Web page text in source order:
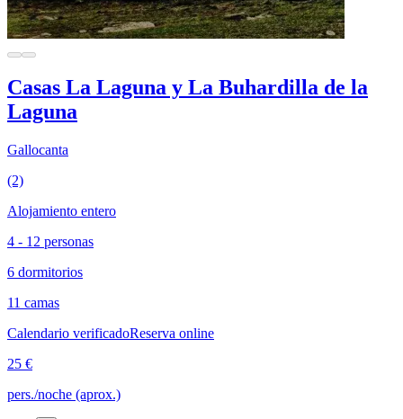
Casas La Laguna y La Buhardilla de la
Laguna
Gallocanta
(2)
Alojamiento entero
4 - 12 personas
6 dormitorios
11 camas
Calendario verificadoReserva online
25 €
pers./noche (aprox.)